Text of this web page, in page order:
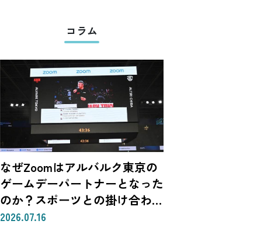
コラム
なぜZoomはアルバルク東京の
ゲームデーパートナーとなった
のか？スポーツとの掛け合わせ
で生まれる体験
2026.07.16